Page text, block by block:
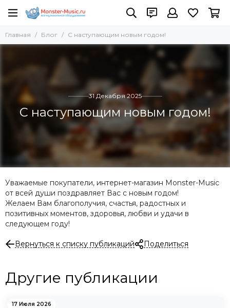
Главная Блог С наступающим новым годом!
31 Декабря 2025
С наступающим новым годом!
Уважаемые покупатели, интернет-магазин Monster-Music
от всей души поздравляет Вас с новым годом!
Желаем Вам благополучия, счастья, радостных и
позитивных моментов, здоровья, любви и удачи в
следующем году!
Вернуться к списку публикаций Поделиться
Другие публикации
17 Июля 2026